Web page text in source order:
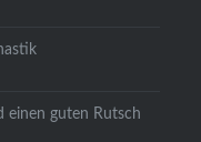
einen guten Rutsch